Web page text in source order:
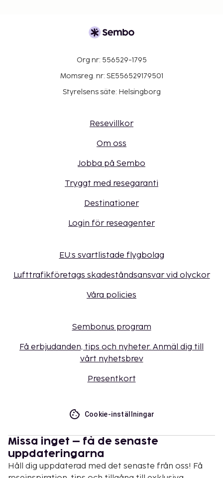
Org nr: 556529-1795
Momsreg. nr: SE556529179501
Styrelsens säte: Helsingborg
Resevillkor
Om oss
Jobba på Sembo
Tryggt med resegaranti
Destinationer
Login för reseagenter
EU:s svartlistade flygbolag
Lufttrafikföretags skadeståndsansvar vid olyckor
Våra policies
Sembonus program
Få erbjudanden, tips och nyheter. Anmäl dig till
vårt nyhetsbrev
Presentkort
Cookie-inställningar
Missa inget – få de senaste
uppdateringarna
Håll dig uppdaterad med det senaste från oss! Få